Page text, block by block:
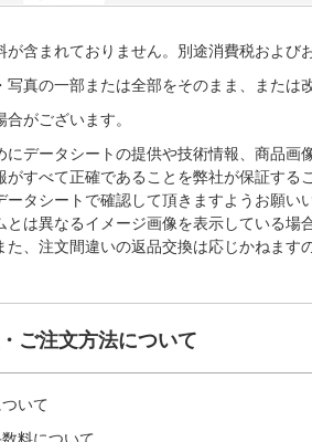
含まれておりません。別途消費税および
真の一部または全部をそのまま、または
がございます。
データシートの提供や技術情報、商品画
すべて正確であることを弊社が保証する
タシートで確認して頂きますようお願い
は異なるイメージ画像を表示している場
、注文間違いの返品交換は応じかねます
ご注文方法について
いて
料について